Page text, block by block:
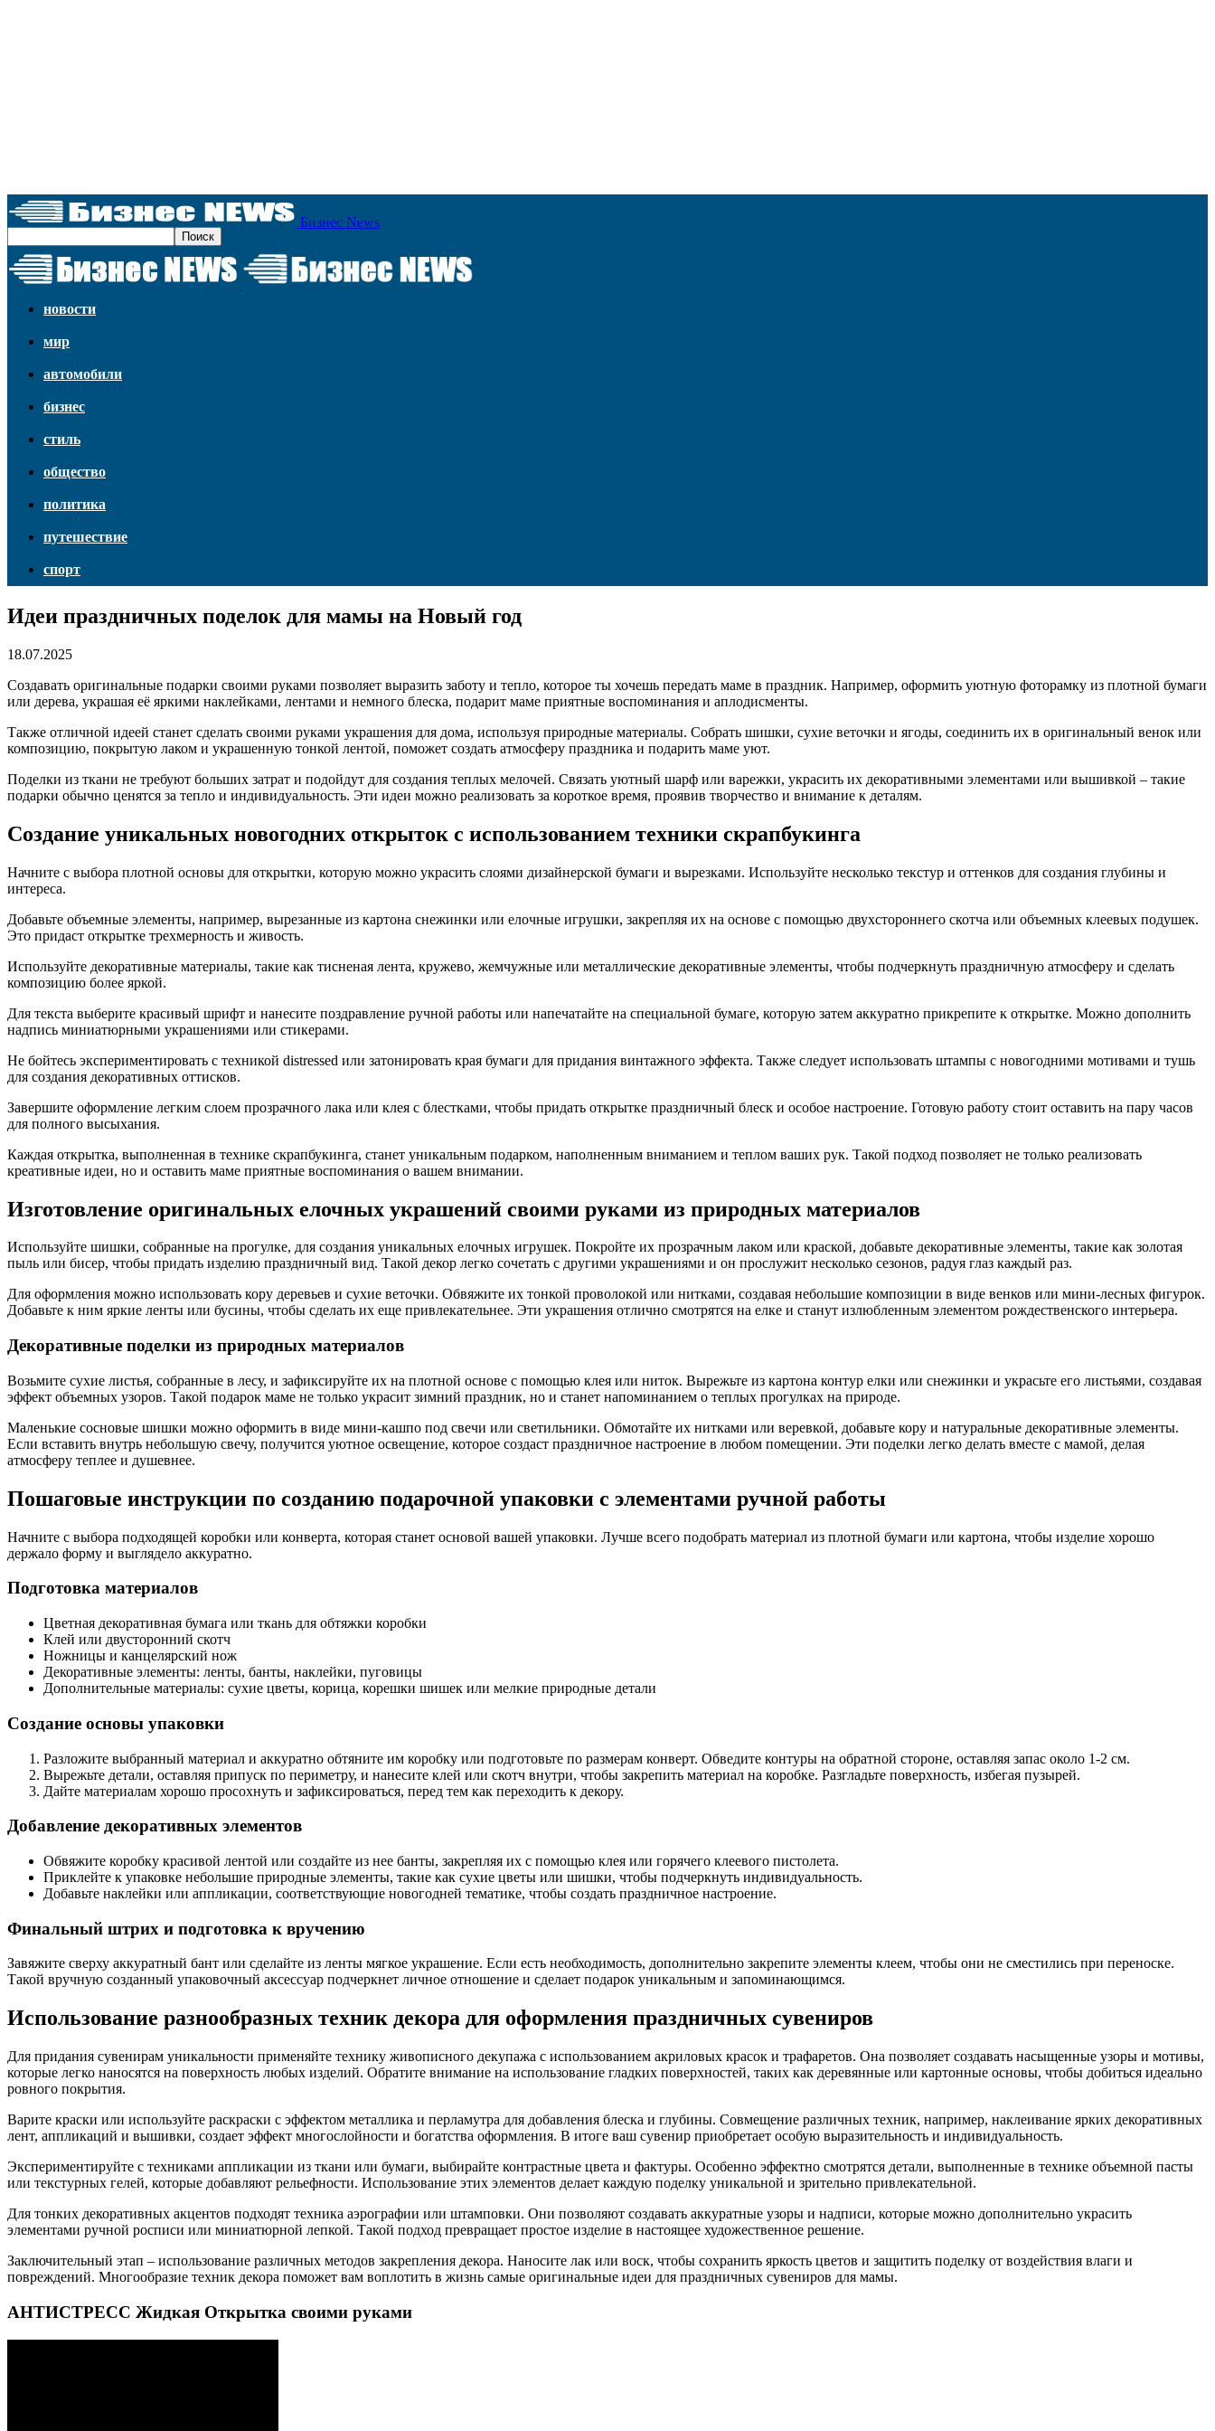
Бизнес News
новости
мир
автомобили
бизнес
стиль
общество
политика
путешествие
спорт
Идеи праздничных поделок для мамы на Новый год
18.07.2025
Создавать оригинальные подарки своими руками позволяет выразить заботу и тепло, которое ты хочешь передать маме в праздник. Например, оформить уютную фоторамку из плотной бумаги
или дерева, украшая её яркими наклейками, лентами и немного блеска, подарит маме приятные воспоминания и аплодисменты.
Также отличной идеей станет сделать своими руками украшения для дома, используя природные материалы. Собрать шишки, сухие веточки и ягоды, соединить их в оригинальный венок или
композицию, покрытую лаком и украшенную тонкой лентой, поможет создать атмосферу праздника и подарить маме уют.
Поделки из ткани не требуют больших затрат и подойдут для создания теплых мелочей. Связать уютный шарф или варежки, украсить их декоративными элементами или вышивкой – такие
подарки обычно ценятся за тепло и индивидуальность. Эти идеи можно реализовать за короткое время, проявив творчество и внимание к деталям.
Создание уникальных новогодних открыток с использованием техники скрапбукинга
Начните с выбора плотной основы для открытки, которую можно украсить слоями дизайнерской бумаги и вырезками. Используйте несколько текстур и оттенков для создания глубины и
интереса.
Добавьте объемные элементы, например, вырезанные из картона снежинки или елочные игрушки, закрепляя их на основе с помощью двухстороннего скотча или объемных клеевых подушек.
Это придаст открытке трехмерность и живость.
Используйте декоративные материалы, такие как тисненая лента, кружево, жемчужные или металлические декоративные элементы, чтобы подчеркнуть праздничную атмосферу и сделать
композицию более яркой.
Для текста выберите красивый шрифт и нанесите поздравление ручной работы или напечатайте на специальной бумаге, которую затем аккуратно прикрепите к открытке. Можно дополнить
надпись миниатюрными украшениями или стикерами.
Не бойтесь экспериментировать с техникой distressed или затонировать края бумаги для придания винтажного эффекта. Также следует использовать штампы с новогодними мотивами и тушь
для создания декоративных оттисков.
Завершите оформление легким слоем прозрачного лака или клея с блестками, чтобы придать открытке праздничный блеск и особое настроение. Готовую работу стоит оставить на пару часов
для полного высыхания.
Каждая открытка, выполненная в технике скрапбукинга, станет уникальным подарком, наполненным вниманием и теплом ваших рук. Такой подход позволяет не только реализовать
креативные идеи, но и оставить маме приятные воспоминания о вашем внимании.
Изготовление оригинальных елочных украшений своими руками из природных материалов
Используйте шишки, собранные на прогулке, для создания уникальных елочных игрушек. Покройте их прозрачным лаком или краской, добавьте декоративные элементы, такие как золотая
пыль или бисер, чтобы придать изделию праздничный вид. Такой декор легко сочетать с другими украшениями и он прослужит несколько сезонов, радуя глаз каждый раз.
Для оформления можно использовать кору деревьев и сухие веточки. Обвяжите их тонкой проволокой или нитками, создавая небольшие композиции в виде венков или мини-лесных фигурок.
Добавьте к ним яркие ленты или бусины, чтобы сделать их еще привлекательнее. Эти украшения отлично смотрятся на елке и станут излюбленным элементом рождественского интерьера.
Декоративные поделки из природных материалов
Возьмите сухие листья, собранные в лесу, и зафиксируйте их на плотной основе с помощью клея или ниток. Вырежьте из картона контур елки или снежинки и украсьте его листьями, создавая
эффект объемных узоров. Такой подарок маме не только украсит зимний праздник, но и станет напоминанием о теплых прогулках на природе.
Маленькие сосновые шишки можно оформить в виде мини-кашпо под свечи или светильники. Обмотайте их нитками или веревкой, добавьте кору и натуральные декоративные элементы.
Если вставить внутрь небольшую свечу, получится уютное освещение, которое создаст праздничное настроение в любом помещении. Эти поделки легко делать вместе с мамой, делая
атмосферу теплее и душевнее.
Пошаговые инструкции по созданию подарочной упаковки с элементами ручной работы
Начните с выбора подходящей коробки или конверта, которая станет основой вашей упаковки. Лучше всего подобрать материал из плотной бумаги или картона, чтобы изделие хорошо
держало форму и выглядело аккуратно.
Подготовка материалов
Цветная декоративная бумага или ткань для обтяжки коробки
Клей или двусторонний скотч
Ножницы и канцелярский нож
Декоративные элементы: ленты, банты, наклейки, пуговицы
Дополнительные материалы: сухие цветы, корица, корешки шишек или мелкие природные детали
Создание основы упаковки
Разложите выбранный материал и аккуратно обтяните им коробку или подготовьте по размерам конверт. Обведите контуры на обратной стороне, оставляя запас около 1-2 см.
Вырежьте детали, оставляя припуск по периметру, и нанесите клей или скотч внутри, чтобы закрепить материал на коробке. Разгладьте поверхность, избегая пузырей.
Дайте материалам хорошо просохнуть и зафиксироваться, перед тем как переходить к декору.
Добавление декоративных элементов
Обвяжите коробку красивой лентой или создайте из нее банты, закрепляя их с помощью клея или горячего клеевого пистолета.
Приклейте к упаковке небольшие природные элементы, такие как сухие цветы или шишки, чтобы подчеркнуть индивидуальность.
Добавьте наклейки или аппликации, соответствующие новогодней тематике, чтобы создать праздничное настроение.
Финальный штрих и подготовка к вручению
Завяжите сверху аккуратный бант или сделайте из ленты мягкое украшение. Если есть необходимость, дополнительно закрепите элементы клеем, чтобы они не сместились при переноске.
Такой вручную созданный упаковочный аксессуар подчеркнет личное отношение и сделает подарок уникальным и запоминающимся.
Использование разнообразных техник декора для оформления праздничных сувениров
Для придания сувенирам уникальности применяйте технику живописного декупажа с использованием акриловых красок и трафаретов. Она позволяет создавать насыщенные узоры и мотивы,
которые легко наносятся на поверхность любых изделий. Обратите внимание на использование гладких поверхностей, таких как деревянные или картонные основы, чтобы добиться идеально
ровного покрытия.
Варите краски или используйте раскраски с эффектом металлика и перламутра для добавления блеска и глубины. Совмещение различных техник, например, наклеивание ярких декоративных
лент, аппликаций и вышивки, создает эффект многослойности и богатства оформления. В итоге ваш сувенир приобретает особую выразительность и индивидуальность.
Экспериментируйте с техниками аппликации из ткани или бумаги, выбирайте контрастные цвета и фактуры. Особенно эффектно смотрятся детали, выполненные в технике объемной пасты
или текстурных гелей, которые добавляют рельефности. Использование этих элементов делает каждую поделку уникальной и зрительно привлекательной.
Для тонких декоративных акцентов подходят техника аэрографии или штамповки. Они позволяют создавать аккуратные узоры и надписи, которые можно дополнительно украсить
элементами ручной росписи или миниатюрной лепкой. Такой подход превращает простое изделие в настоящее художественное решение.
Заключительный этап – использование различных методов закрепления декора. Наносите лак или воск, чтобы сохранить яркость цветов и защитить поделку от воздействия влаги и
повреждений. Многообразие техник декора поможет вам воплотить в жизнь самые оригинальные идеи для праздничных сувениров для мамы.
АНТИСТРЕСС Жидкая Открытка своими руками